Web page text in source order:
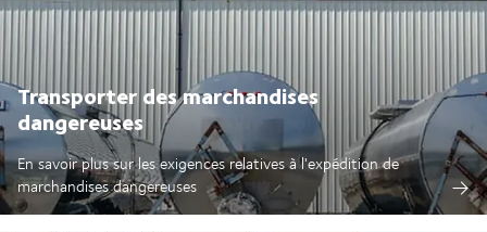
Transporter des marchandises
dangereuses
En savoir plus sur les exigences relatives à l'expédition de
marchandises dangereuses